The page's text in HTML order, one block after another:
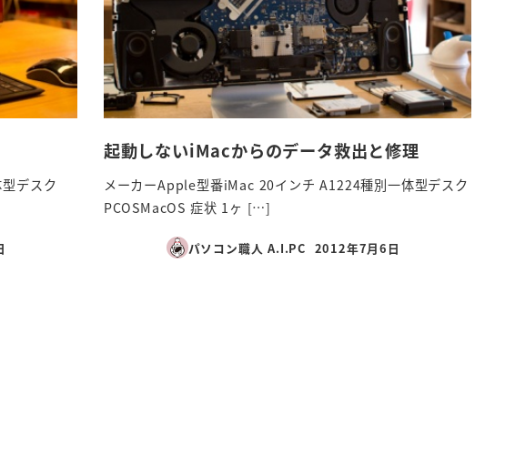
デスク
起動しないiMacからのデータ救出と修理
メーカーApple型番iMac 20インチ A1224種別一体型デスク
PCOSMacOS 症状 1ヶ […]
パソコン職人 A.I.PC
投稿日
2012年7月6日